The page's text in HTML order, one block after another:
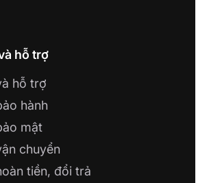
TNHH GIẢI PHÁP CÔNG
Mau
CVT HOLDING
Trân Công Chúa, Phường Tam
Phố Hồ Chí Minh
TNHH XÂY DỰNG VÀ
MẠI CAO PHONG
hỗ trợ
hỗ trợ
hành
mật
chuyển
tiền, đổi trả